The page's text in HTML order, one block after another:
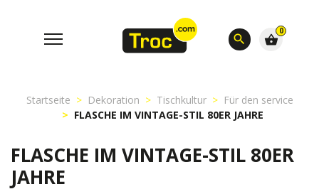
search
0
shopping_basket
Startseite Dekoration Tischkultur
Für den service
FLASCHE IM VINTAGE-STIL 80ER JAHRE
FLASCHE IM VINTAGE-STIL 80ER
JAHRE